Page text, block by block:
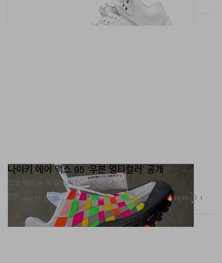
신발
나이키 에어 맥스 95 ‘우븐 멀티컬러’ 공개
직조 맥스는 처음이지?
Apr 13, 2026 16.4K 1